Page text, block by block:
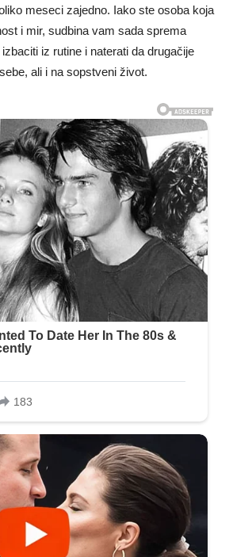
meseci zajedno. Iako ste osoba koja
i mir, sudbina vam sada sprema
iz rutine i naterati da drugačije
ali i na sopstveni život.